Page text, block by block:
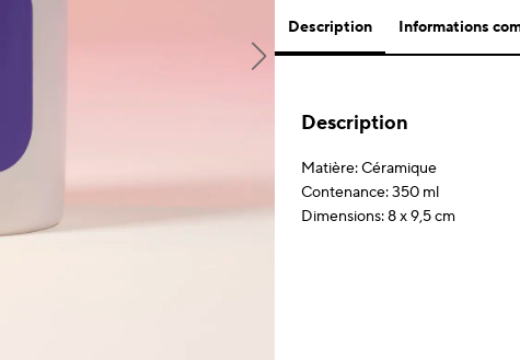
Description Informations
Description
Matière: Céramique
Contenance: 350 ml
Dimensions: 8 x 9,5 cm